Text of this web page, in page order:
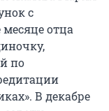
с
отца
по
В декабре